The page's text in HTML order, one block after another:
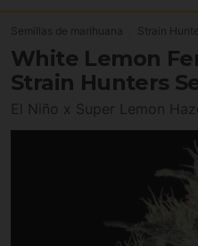
Semillas de marihuana Strain
White Lemon
Strain Hunters
El Niño x Super Lemon